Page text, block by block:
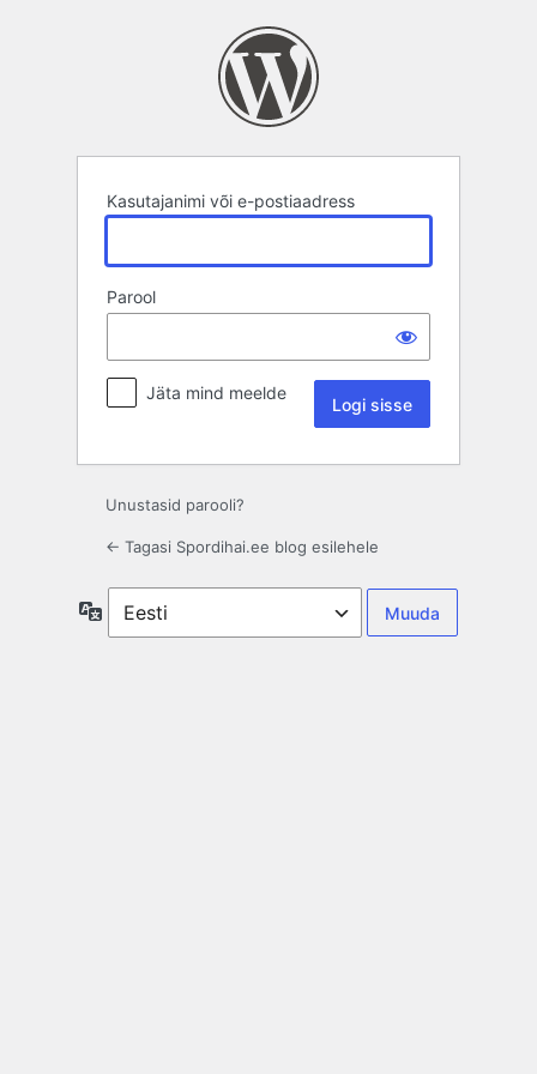
Kasutajanimi või e-postiaadress
Parool
Jäta mind meelde
Unustasid parooli?
← Tagasi Spordihai.ee blog esilehele
Keel